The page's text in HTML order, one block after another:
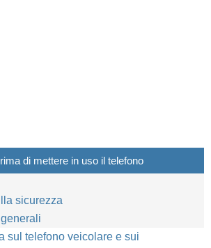
di mettere in uso il telefono
sicurezza
sul telefono veicolare e sui